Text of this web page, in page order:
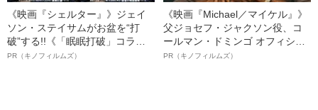
《映画『シェルター』》ジェイ
ソン・ステイサムがお盆を“打
破”する!!《「眠眠打破」コラ
ボ》
PR（キノフィルムズ）
《映画『Michael／マイケル』》
父ジョセフ・ジャクソン役、コ
ールマン・ドミンゴ オフィシャ
ルインタビュー“観客を魅了した
PR（キノフィルムズ）